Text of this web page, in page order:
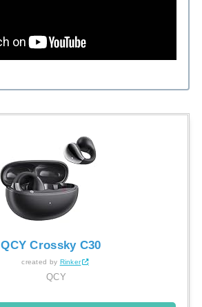
QCY Crossky C30
created by Rinker
QCY